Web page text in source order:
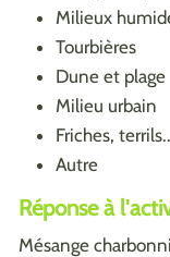
Milieux
Tourbières
Dune et plage
Milieu urbain
Friches,
Autre
Réponse à
Mésange